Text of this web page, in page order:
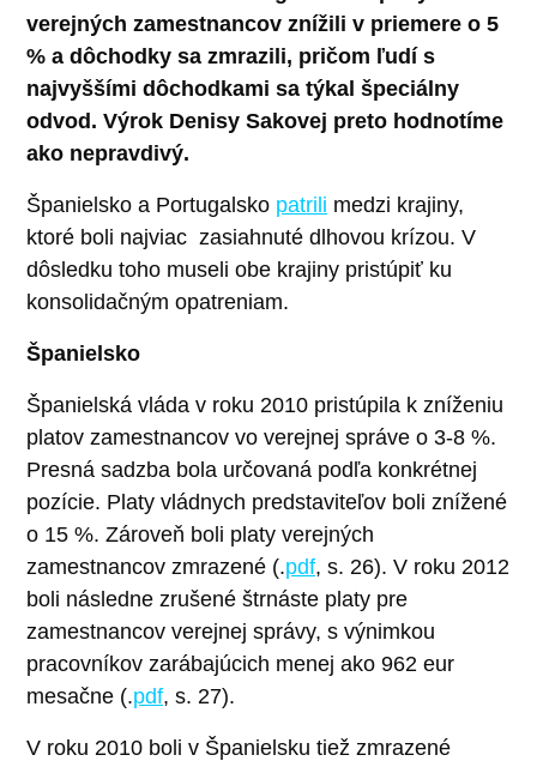
verejných zamestnancov znížili v priemere o 5
% a dôchodky sa zmrazili, pričom ľudí s
najvyššími dôchodkami sa týkal špeciálny
odvod. Výrok Denisy Sakovej preto hodnotíme
ako nepravdivý.
Španielsko a Portugalsko patrili medzi krajiny,
ktoré boli najviac zasiahnuté dlhovou krízou. V
dôsledku toho museli obe krajiny pristúpiť ku
konsolidačným opatreniam.
Španielsko
Španielská vláda v roku 2010 pristúpila k zníženiu
platov zamestnancov vo verejnej správe o 3-8 %.
Presná sadzba bola určovaná podľa konkrétnej
pozície. Platy vládnych predstaviteľov boli znížené
o 15 %. Zároveň boli platy verejných
zamestnancov zmrazené (.pdf, s. 26). V roku 2012
boli následne zrušené štrnáste platy pre
zamestnancov verejnej správy, s výnimkou
pracovníkov zarábajúcich menej ako 962 eur
mesačne (.pdf, s. 27).
V roku 2010 boli v Španielsku tiež zmrazené